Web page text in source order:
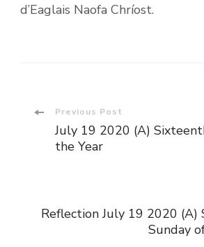
d’Eaglais Naofa Chríost.
Post
Navigation
Previous Post
July 19 2020 (A)
the Year
Reflection July 19 2020 (A)
Sunday